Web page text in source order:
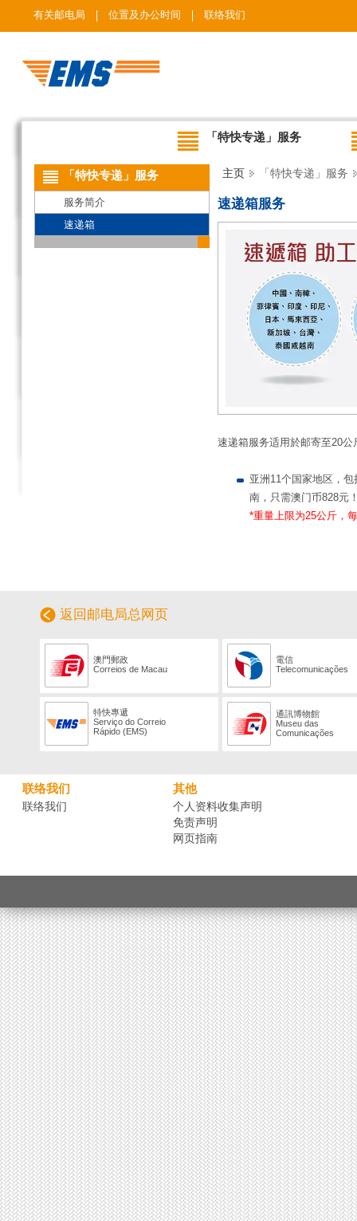
有关邮电局 位置及办公时间 联络我们
「特快专递」服务
「特快专递」服务
服务简介
速递箱
主页 「特快专递」服务
速递箱服务
速递箱服务适用於邮寄至20公
亚洲11个国家地区，
南，只需澳门币828元
*重量上限为25公斤，
返回邮电局总网页
澳門郵政
Correios de Macau
電信
Telecomunicações
特快專遞
Serviço do Correio
Rápido (EMS)
通訊博物館
Museu das
Comunicações
联络我们
联络我们
其他
个人资料收集声明
免责声明
网页指南